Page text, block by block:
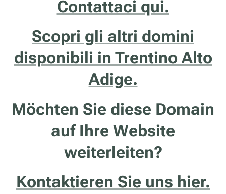
Contattaci qui.
Scopri gli altri domini
disponibili in Trentino Alto
Adige.
Möchten Sie diese Domain
auf Ihre Website
weiterleiten?
Kontaktieren Sie uns hier.